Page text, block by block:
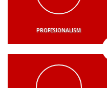
PROFESIONALISM